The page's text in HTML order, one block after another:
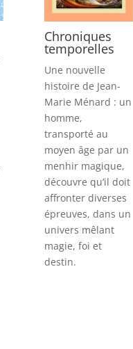
Chroniques
temporelles
Une nouvelle
histoire de Jean-
Marie Ménard : un
homme,
transporté au
moyen âge par un
menhir magique,
découvre qu’il doit
affronter diverses
épreuves, dans un
univers mêlant
magie, foi et
destin.